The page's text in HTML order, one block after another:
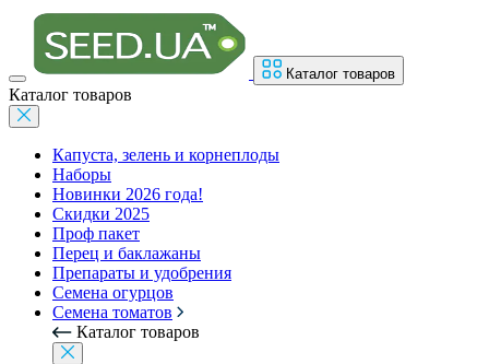
Каталог товаров
Каталог товаров
Капуста, зелень и корнеплоды
Наборы
Новинки 2026 года!
Скидки 2025
Проф пакет
Перец и баклажаны
Препараты и удобрения
Семена огурцов
Семена томатов
Каталог товаров